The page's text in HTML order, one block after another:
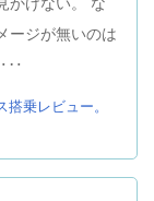
ージが無いのは
乗レビュー。